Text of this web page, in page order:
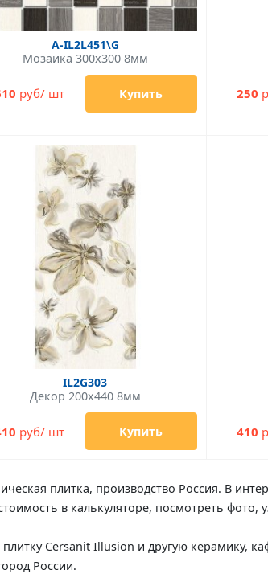
A-IL2L451\G
Мозаика 300x300 8мм
руб/ шт Купить 250
IL2G303
Декор 200x440 8мм
руб/ шт Купить 410
плитка, производство Россия. В
в калькуляторе, посмотреть
Cersanit Illusion и другую керамику,
России.